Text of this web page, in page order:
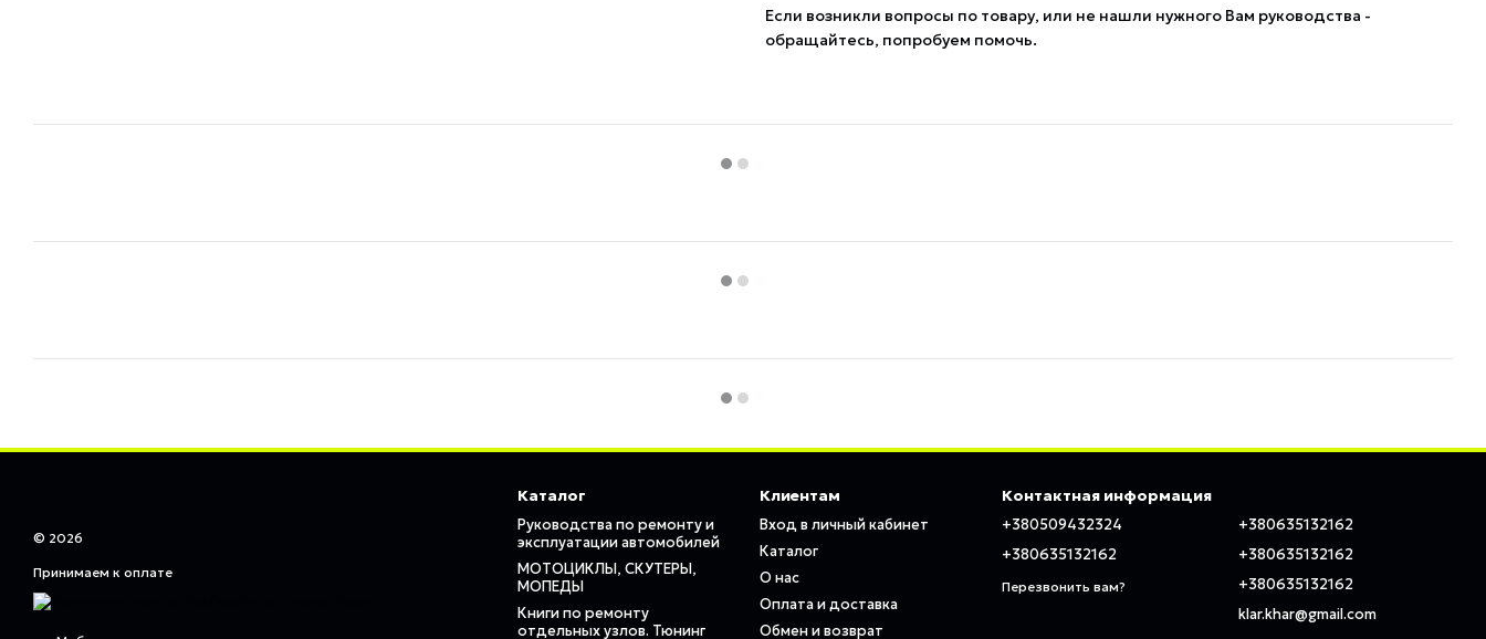
Если возникли вопросы по товару, или не нашли нужного Вам руководства -
обращайтесь, попробуем помочь.
© 2026
Принимаем к оплате
Каталог
Руководства по ремонту и
эксплуатации автомобилей
МОТОЦИКЛЫ, СКУТЕРЫ,
МОПЕДЫ
Книги по ремонту
отдельных узлов. Тюнинг
Клиентам
Вход в личный кабинет
Каталог
О нас
Оплата и доставка
Обмен и возврат
Контактная информация
+380509432324
+380635132162
Перезвонить вам?
+380635132162
+380635132162
+380635132162
klar.khar@gmail.com